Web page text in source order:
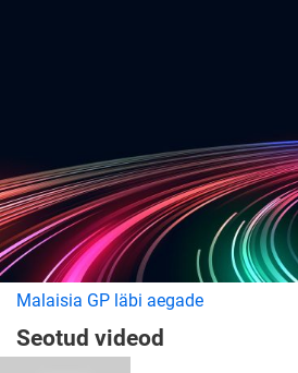
Malaisia GP läbi aegade
Seotud videod